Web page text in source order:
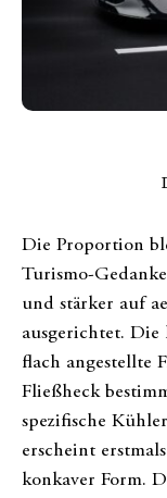
Die Proportion
Turismo-
und stärker auf
ausgerichtet. Die
flach angestellte
Fließheck
spezifische
erscheint
konkaver Form.